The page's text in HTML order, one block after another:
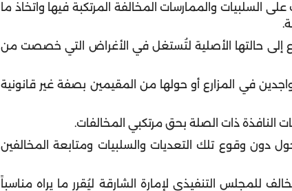
على السلبيات والممارسات المخالفة المرتكبة فيها واتخاذ ما
إلى حالتها الأصلية لتُستغل في الأغراض التي خصصت من
في المزارع أو حولها من المقيمين بصفة غير قانونية
تحول دون وقوع تلك التعديات والسلبيات ومتابعة المخالفين
للمجلس التنفيذي لإمارة الشارقة ليُقرر ما يراه مناسباً